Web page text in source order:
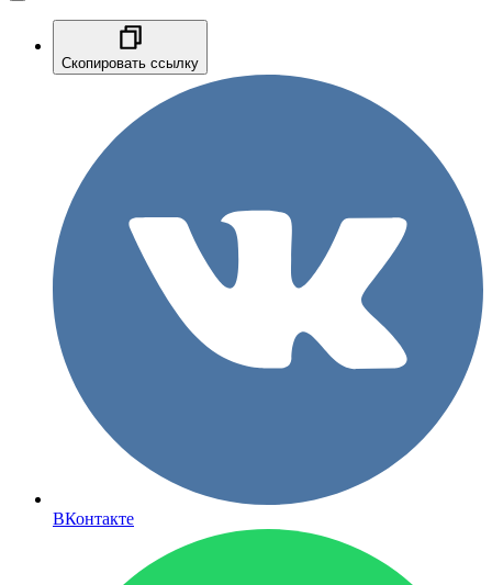
Скопировать ссылку
ВКонтакте